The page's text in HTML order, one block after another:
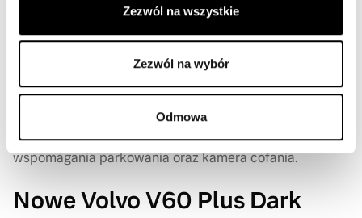
Zezwól na wszystkie
Zezwól na wybór
Odmowa
Volvo V60 Plus Bright to przede wszystkim
wyrafinowane wzornictwo nadwozia, na którym
wyróżniają się chromowane detale. W porównaniu
w regulowane elektrycznie fotel kierowcy u pasażera.
Bezpieczeństwo manewrowania w ciasnych
przestrzeniach dodatkowo podnosi tylny i przedni układ
wspomagania parkowania oraz kamera cofania.
Nowe Volvo V60 Plus Dark